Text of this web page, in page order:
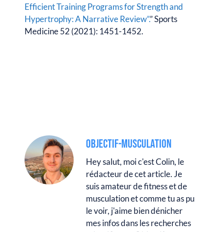
Efficient Training Programs for Strength and
Hypertrophy: A Narrative Review”.” Sports
Medicine 52 (2021): 1451-1452.
OBJECTIF-MUSCULATION
Hey salut, moi c'est Colin, le
rédacteur de cet article. Je
suis amateur de fitness et de
musculation et comme tu as pu
le voir, j'aime bien dénicher
mes infos dans les recherches